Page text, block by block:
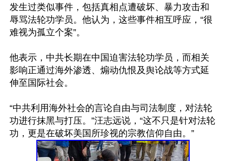
发生过类似事件，包括真相点遭破坏、暴力攻击和
辱骂法轮功学员。他认为，这些事件相互呼应，“很
难视为孤立个案”。
他表示，中共长期在中国迫害法轮功学员，而相关
影响正通过海外渗透、煽动仇恨及舆论战等方式延
伸至国际社会。
“中共利用海外社会的言论自由与司法制度，对法轮
功进行抹黑与打压。”汪志远说，“这不只是针对法轮